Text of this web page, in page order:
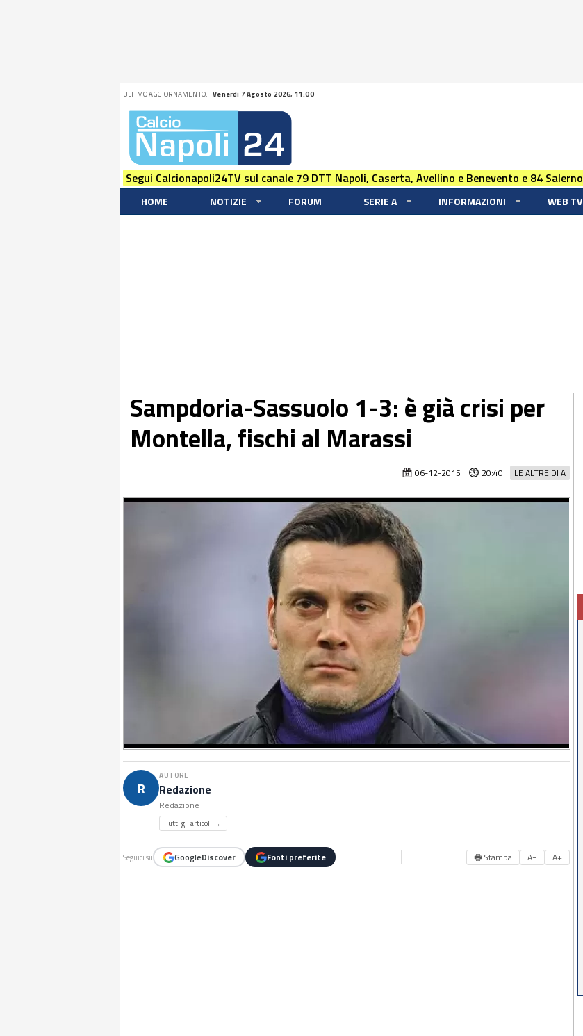
ULTIMO AGGIORNAMENTO: Venerdi 7 Agosto 2026, 11:00
Segui Calcionapoli24TV sul canale 79 DTT Napoli, Caserta, Avellino e Benevento e 84 Salerno
HOME NOTIZIE FORUM SERIE A INFORMAZIONI WEB TV
Sampdoria-Sassuolo 1-3: è già crisi per
Montella, fischi al Marassi
LE ALTRE DI A
06-12-2015 20:40
R
AUTORE
Redazione
Redazione
Tutti gli articoli →
Seguici su GoogleDiscover Fonti preferite 🖶 Stampa A− A+